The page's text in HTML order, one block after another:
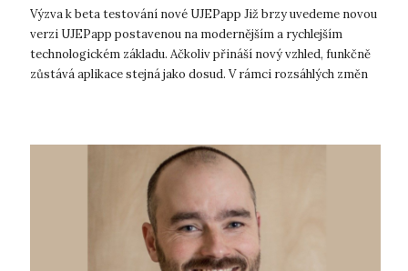
Výzva k beta testování nové UJEPapp Již brzy uvedeme novou
verzi UJEPapp postavenou na modernějším a rychlejším
technologickém základu. Ačkoliv přináší nový vzhled, funkčně
zůstává aplikace stejná jako dosud. V rámci rozsáhlých změn